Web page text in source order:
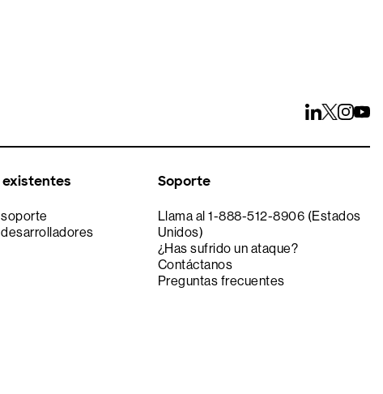
Soporte
Llama al 1-888-512-8906 (Estados
Unidos)
¿Has sufrido un ataque?
Contáctanos
Preguntas frecuentes